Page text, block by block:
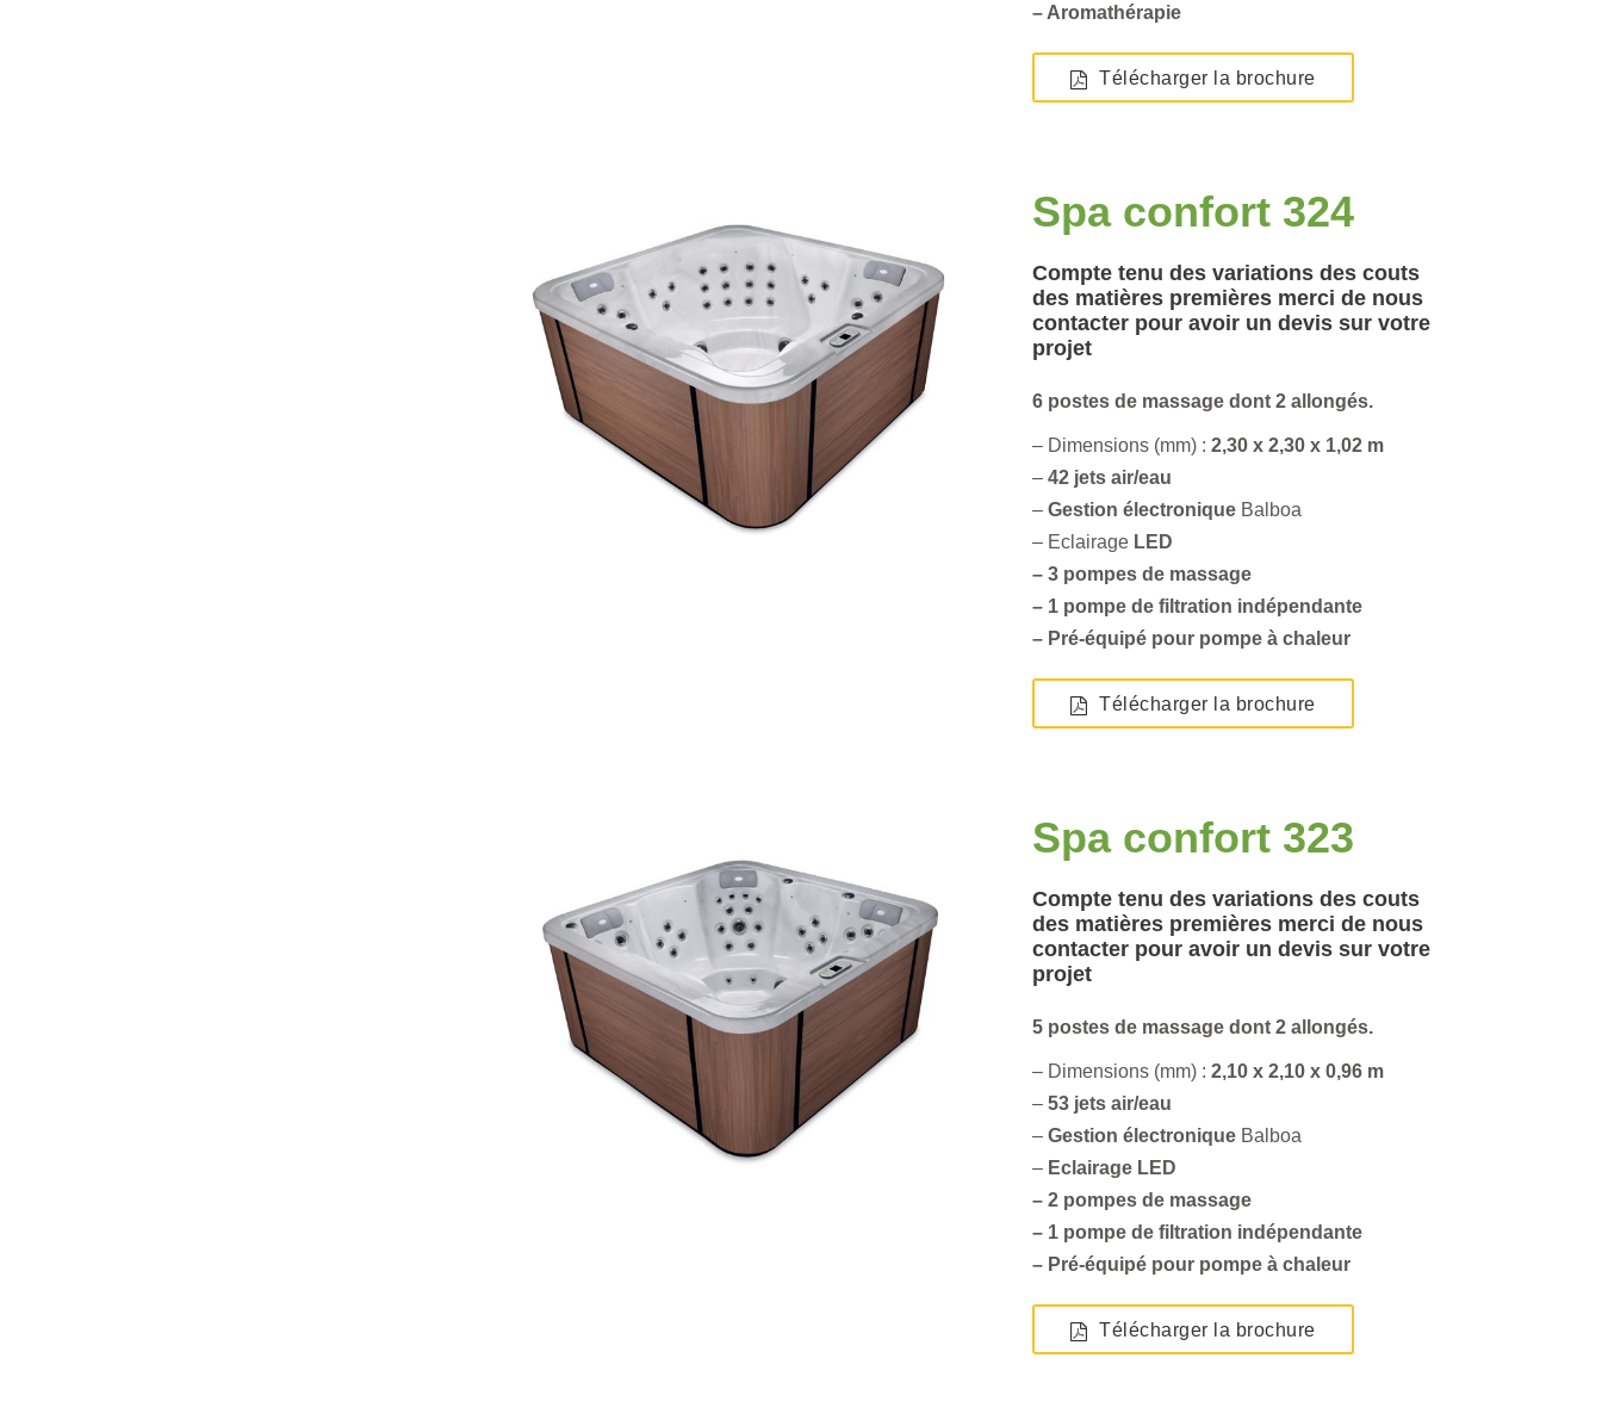
– Aromathérapie
Télécharger la brochure
Spa confort 324
Compte tenu des variations des couts
des matières premières merci de nous
contacter pour avoir un devis sur votre
projet
6 postes de massage dont 2 allongés.
– Dimensions (mm) : 2,30 x 2,30 x 1,02 m
– 42 jets air/eau
– Gestion électroniqueBalboa
– EclairageLED
– 3 pompes de massage
– 1 pompe de filtration indépendante
– Pré-équipé pour pompe à chaleur
Télécharger la brochure
Spa confort 323
Compte tenu des variations des couts
des matières premières merci de nous
contacter pour avoir un devis sur votre
projet
5 postes de massage dont 2 allongés.
– Dimensions (mm) : 2,10 x 2,10 x 0,96 m
– 53 jets air/eau
– Gestion électroniqueBalboa
– Eclairage LED
– 2 pompes de massage
– 1 pompe de filtration indépendante
– Pré-équipé pour pompe à chaleur
Télécharger la brochure